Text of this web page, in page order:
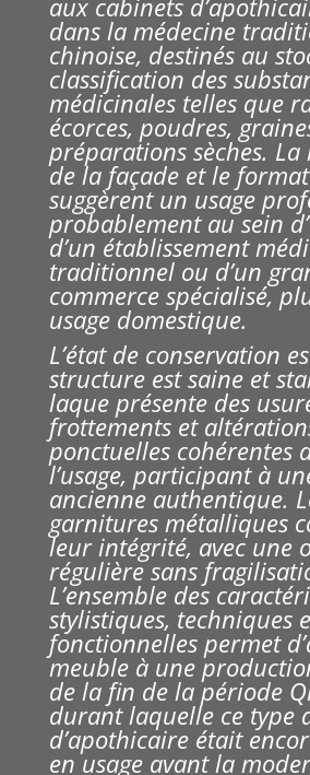
dans la médecine
chinoise, destinés au
classification des
médicinales telles que
écorces, poudres,
préparations sèches.
de la façade et le
suggèrent un usage
probablement au sein
d’un établissement
traditionnel ou d’un
commerce spécialisé,
usage domestique.
L’état de conservation
structure est saine et
laque présente des
frottements et
ponctuelles cohérentes
l’usage, participant à
ancienne authentique.
garnitures métalliques
leur intégrité, avec une
régulière sans
L’ensemble des
stylistiques, techniques
fonctionnelles permet
meuble à une
de la fin de la période
durant laquelle ce type
d’apothicaire était
en usage avant la